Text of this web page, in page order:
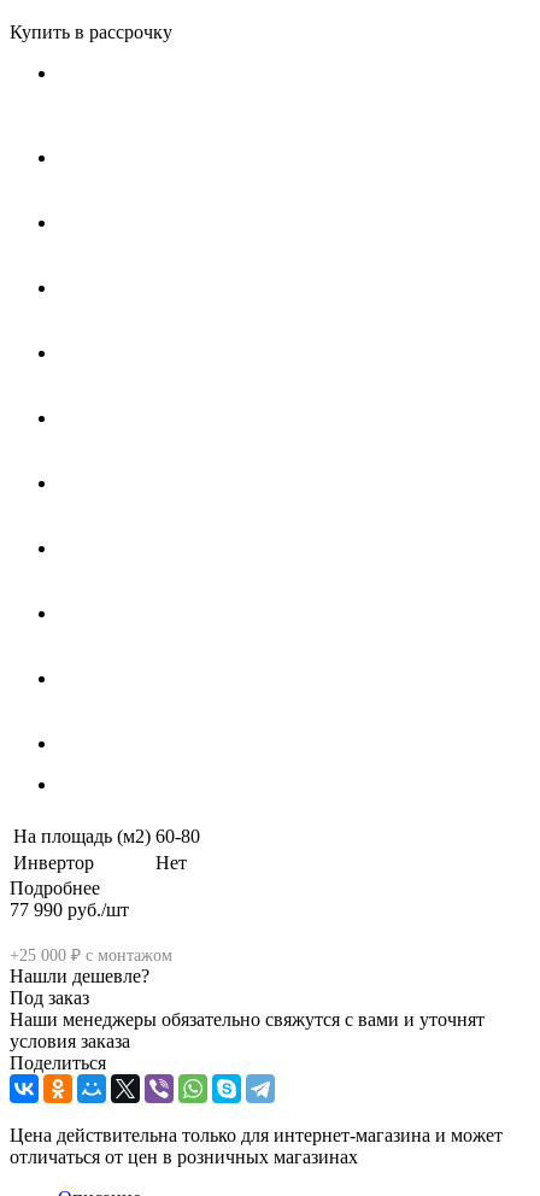
Купить в рассрочку
На площадь (м2) 60-80
Инвертор
Нет
Подробнее
77 990 руб./шт
+25 000 ₽ с монтажом
Нашли дешевле?
Под заказ
Наши менеджеры обязательно свяжутся с вами и уточнят
условия заказа
Поделиться
Цена действительна только для интернет-магазина и может
отличаться от цен в розничных магазинах